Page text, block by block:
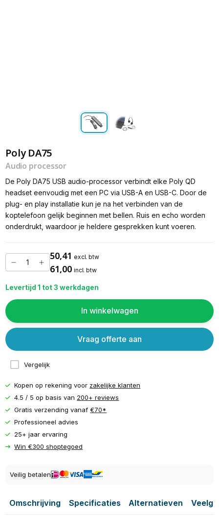
Poly DA75
Audio processor
De Poly DA75 USB audio-processor verbindt elke Poly QD
headset eenvoudig met een PC via USB-A en USB-C. Door de
plug- en play installatie kun je na het verbinden van de
koptelefoon gelijk beginnen met bellen. Ruis en echo worden
onderdrukt, waardoor je heldere gesprekken kunt voeren.
50,41 excl. btw
61,00 incl. btw
Levertijd 1 tot 3 werkdagen
In winkelwagen
Vergelijk
Vraag offerte aan
Kopen op rekening voor zakelijke klanten
4.5 / 5 op basis van 200+ reviews
Gratis verzending vanaf€70*
Professioneel advies
25+ jaar ervaring
Win €300 shoptegoed
Veilig betalen
Omschrijving Specificaties Alternatieven